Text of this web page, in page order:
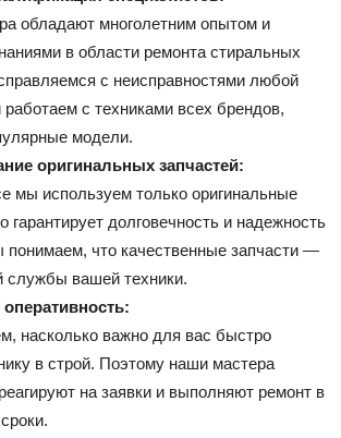
обладают многолетним опытом и
в области ремонта стиральных
с неисправностями любой
с техниками всех брендов,
модели.
оригинальных запчастей:
мы используем только оригинальные
гарантирует долговечность и надежность
что качественные запчасти —
службы вашей техники.
насколько важно для вас быстро
в строй. Поэтому наши мастера
на заявки и выполняют ремонт в